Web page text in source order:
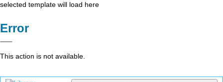
selected template will load here
Error
This action is not available.